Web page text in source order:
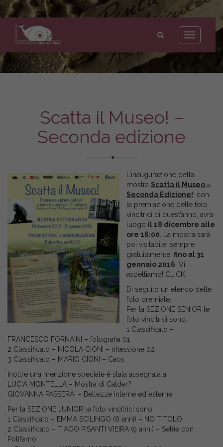
Toggle
navigation
Museo
di
Storia
Naturale
dell'Università
Scatta il Museo! –
Seconda edizione
L’inaugurazione della
mostra Scatta il Museo –
Seconda Edizione! , con
la premiazione delle foto
vincitrici di quest’anno, avrà
luogo il 18 dicembre alle
ore 16:00 . La mostra sarà
poi visitabile, sempre
gratuitamente, fino al 31
gennaio 2016 . Vi
aspettiamo! CLICK!
Di seguito un elenco delle
foto premiate:
Per la SEZIONE SENIOR le
foto vincitrici sono:
1 Classificato –
FRANCESCO FORNAINI – fotografia 01
2 Classificato – NICOLA CIONI – riflessione 02
3 Classificato – MARIO CIONI – Caos
Inoltre una menzione speciale è stata assegnata a:
LUCIA MONTELLA – Mostra di Calder?
GIOVANNA PASSERAI – Bellezze interne ed esterne
Per la SEZIONE JUNIOR le foto vincitrici sono:
1 Classificato – EMMA SCILINGO (8 anni) – NO TITOLO
2 Classificato – TIAGO PISANTI VIEIRA (9 anni) – Selfie con
Polifemo